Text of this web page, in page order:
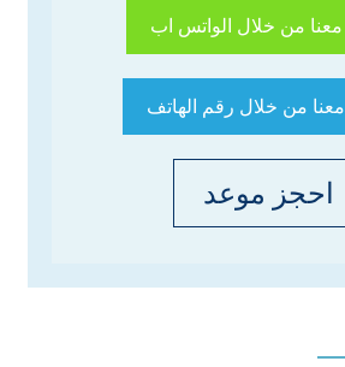
من خلال الواتس اب
من خلال رقم الهاتف
احجز موعد